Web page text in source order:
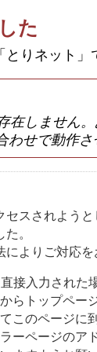
た
りネット」
在しません
せで動作さ
セスされよう
。
よりご対応を
接入力された
からトップペー
このページに
ーページのア